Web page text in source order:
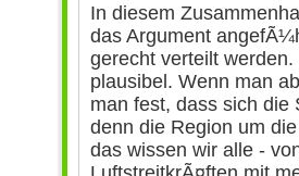
In diesem
das Argument
gerecht verteilt
plausibel. Wenn man
man fest, dass sich die
denn die Region um
das wissen wir alle -